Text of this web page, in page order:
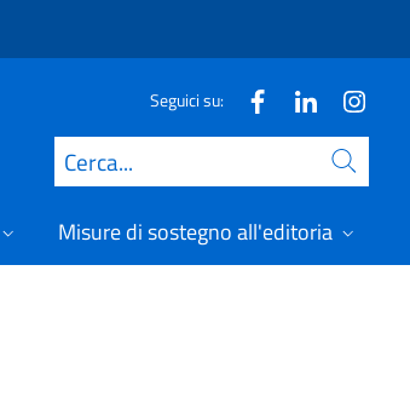
Seguici su:
Cerca
Misure di sostegno all'editoria